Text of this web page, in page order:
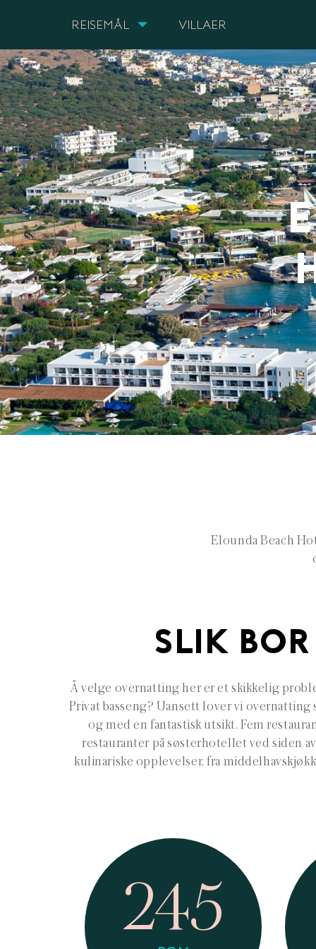
REISEMÅL VILLAER
Elounda Beach
SLIK
Å velge overnatting her er et skikkelig
Privat basseng? Uansett lover vi
og med en fantastisk utsikt. Fem
restauranter på søsterhotellet ved siden
kulinariske opplevelser, fra
245